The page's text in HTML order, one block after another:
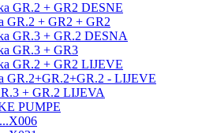
GR.2 + GR2 DESNE
GR.2 + GR2 + GR2
GR.3 + GR.2 DESNA
GR.3 + GR3
GR.2 + GR2 LIJEVE
GR.2+GR.2+GR.2 - LIJEVE
+ GR.2 LIJEVA
PUMPE